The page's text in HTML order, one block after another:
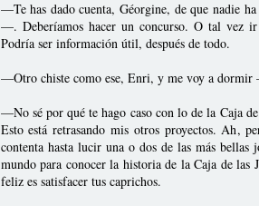
—Te has dado cuenta, Géorgine, de que nadie
—. Deberíamos hacer un concurso. O tal vez
Podría ser información útil, después de todo.
—Otro chiste como ese, Enri, y me voy a
—No sé por qué te hago caso con lo de la Caja
Esto está retrasando mis otros proyectos. Ah,
contenta hasta lucir una o dos de las más
mundo para conocer la historia de la Caja de las
feliz es satisfacer tus caprichos.